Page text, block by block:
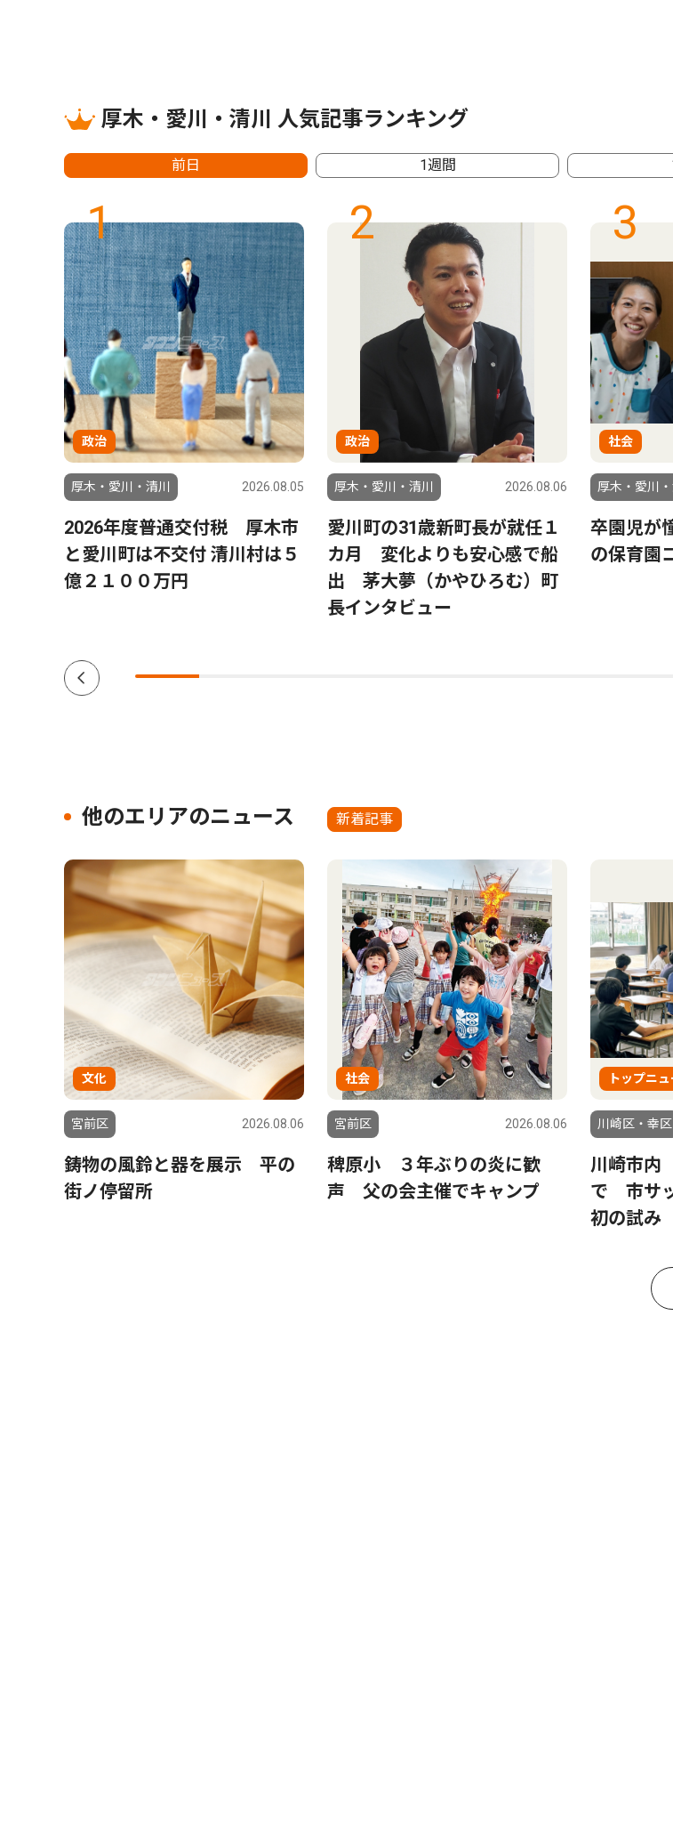
厚木・愛川・清川 人気記事ランキング
前日 1週間
1
政治
厚木・愛川・清川 2026.08.05
2026年度普通交付税 厚木市
と愛川町は不交付 清川村は５
億２１００万円
2
政治
厚木・愛川・清川 2026.08.06
愛川町の31歳新町長が就任１
カ月 変化よりも安心感で船
出 茅大夢（かやひろむ）町
長インタビュー
3
社会
厚木・愛川・
卒園児が
の保育園
他のエリアのニュース 新着記事
文化
宮前区 2026.08.06
鋳物の風鈴と器を展示 平の
街ノ停留所
社会
宮前区 2026.08.06
稗原小 ３年ぶりの炎に歓
声 父の会主催でキャンプ
トップニ
川崎区・幸区
川崎市内
で 市サ
初の試み